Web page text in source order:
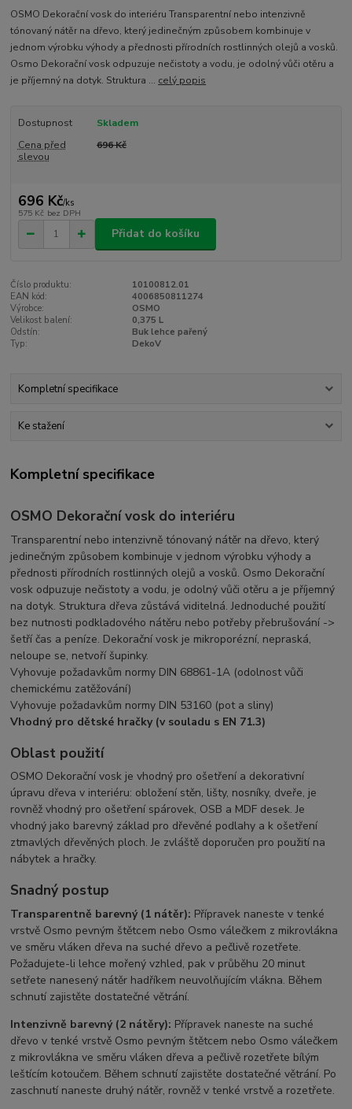
OSMO Dekorační vosk do interiéru Transparentní nebo intenzivně
tónovaný nátěr na dřevo, který jedinečným způsobem kombinuje v
jednom výrobku výhody a přednosti přírodních rostlinných olejů a vosků.
Osmo Dekorační vosk odpuzuje nečistoty a vodu, je odolný vůči otěru a
je příjemný na dotyk. Struktura ... celý popis
Dostupnost
Skladem
Cena před
slevou
696 Kč
696 Kč/ks
575 Kč bez DPH
Přidat do košíku
Číslo produktu:
10100812.01
EAN kód:
4006850811274
Výrobce:
OSMO
Velikost balení:
0,375 L
Odstín:
Buk lehce pařený
Typ:
DekoV
Kompletní specifikace
Ke stažení
Kompletní specifikace
OSMO Dekorační vosk do interiéru
Transparentní nebo intenzivně tónovaný nátěr na dřevo, který
jedinečným způsobem kombinuje v jednom výrobku výhody a
přednosti přírodních rostlinných olejů a vosků. Osmo Dekorační
vosk odpuzuje nečistoty a vodu, je odolný vůči otěru a je příjemný
na dotyk. Struktura dřeva zůstává viditelná. Jednoduché použití
bez nutnosti podkladového nátěru nebo potřeby přebrušování ->
šetří čas a peníze. Dekorační vosk je mikroporézní, nepraská,
neloupe se, netvoří šupinky.
Vyhovuje požadavkům normy DIN 68861-1A (odolnost vůči
chemickému zatěžování)
Vyhovuje požadavkům normy DIN 53160 (pot a sliny)
Vhodný pro dětské hračky (v souladu s EN 71.3)
Oblast použití
OSMO Dekorační vosk je vhodný pro ošetření a dekorativní
úpravu dřeva v interiéru: obložení stěn, lišty, nosníky, dveře, je
rovněž vhodný pro ošetření spárovek, OSB a MDF desek. Je
vhodný jako barevný základ pro dřevěné podlahy a k ošetření
ztmavlých dřevěných ploch. Je zvláště doporučen pro použití na
nábytek a hračky.
Snadný postup
Transparentně barevný (1 nátěr): Přípravek naneste v tenké
vrstvě Osmo pevným štětcem nebo Osmo válečkem z mikrovlákna
ve směru vláken dřeva na suché dřevo a pečlivě rozetřete.
Požadujete-li lehce mořený vzhled, pak v průběhu 20 minut
setřete nanesený nátěr hadříkem neuvolňujícím vlákna. Během
schnutí zajistěte dostatečné větrání.
Intenzivně barevný (2 nátěry): Přípravek naneste na suché
dřevo v tenké vrstvě Osmo pevným štětcem nebo Osmo válečkem
z mikrovlákna ve směru vláken dřeva a pečlivě rozetřete bílým
leštícím kotoučem. Během schnutí zajistěte dostatečné větrání. Po
zaschnutí naneste druhý nátěr, rovněž v tenké vrstvě a rozetřete.